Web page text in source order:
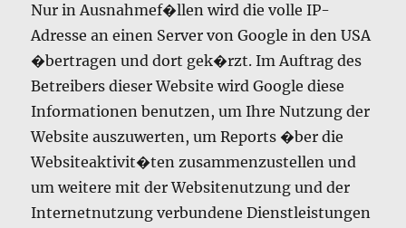
Nur in Ausnahmef�llen wird die volle IP-
Adresse an einen Server von Google in den USA
�bertragen und dort gek�rzt. Im Auftrag des
Betreibers dieser Website wird Google diese
Informationen benutzen, um Ihre Nutzung der
Website auszuwerten, um Reports �ber die
Websiteaktivit�ten zusammenzustellen und
um weitere mit der Websitenutzung und der
Internetnutzung verbundene Dienstleistungen